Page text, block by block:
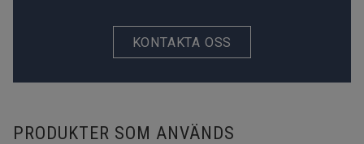
KONTAKTA OSS
PRODUKTER SOM ANVÄNDS